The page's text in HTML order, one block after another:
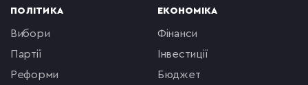
ПОЛІТИКА
вибори
партії
реформи
ЕКОНОМІКА
фінанси
інвестиції
бюджет